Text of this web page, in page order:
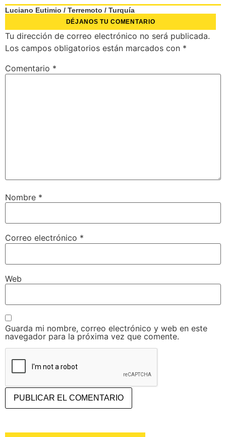
Luciano Eutimio / Terremoto / Turquía
DÉJANOS TU COMENTARIO
Tu dirección de correo electrónico no será publicada.
Los campos obligatorios están marcados con *
Comentario *
Nombre *
Correo electrónico *
Web
Guarda mi nombre, correo electrónico y web en este
navegador para la próxima vez que comente.